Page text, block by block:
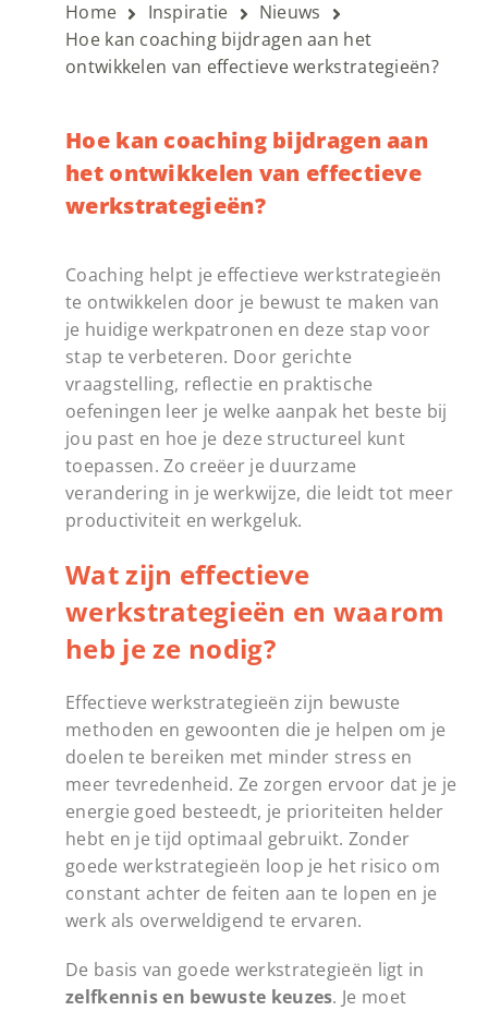
Home Inspiratie
Nieuws
Hoe kan coaching bijdragen aan het
ontwikkelen van effectieve werkstrategieën?
Hoe kan coaching bijdragen aan
het ontwikkelen van effectieve
werkstrategieën?
Coaching helpt je effectieve werkstrategieën
te ontwikkelen door je bewust te maken van
je huidige werkpatronen en deze stap voor
stap te verbeteren. Door gerichte
vraagstelling, reflectie en praktische
oefeningen leer je welke aanpak het beste bij
jou past en hoe je deze structureel kunt
toepassen. Zo creëer je duurzame
verandering in je werkwijze, die leidt tot meer
productiviteit en werkgeluk.
Wat zijn effectieve
werkstrategieën en waarom
heb je ze nodig?
Effectieve werkstrategieën zijn bewuste
methoden en gewoonten die je helpen om je
doelen te bereiken met minder stress en
meer tevredenheid. Ze zorgen ervoor dat je je
energie goed besteedt, je prioriteiten helder
hebt en je tijd optimaal gebruikt. Zonder
goede werkstrategieën loop je het risico om
constant achter de feiten aan te lopen en je
werk als overweldigend te ervaren.
De basis van goede werkstrategieën ligt in
zelfkennis en bewuste keuzes. Je moet